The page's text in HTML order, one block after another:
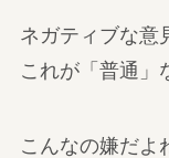
ネガティブな意
これが「普通」
こんなの嫌だよ